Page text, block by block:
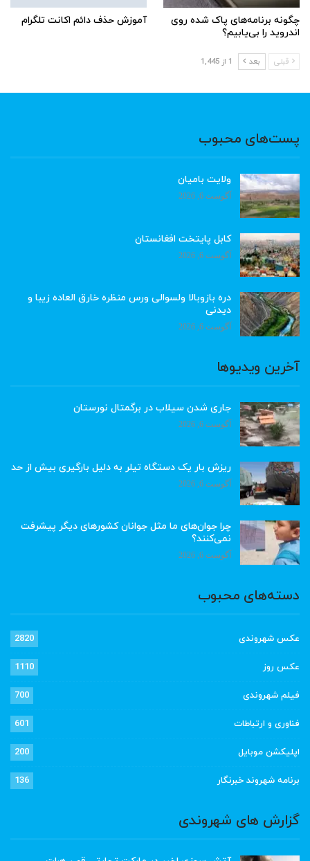
چگونه برنامه‌های پاک شده روی
اندروید را بی‌یابیم؟
آموزش حذف دائم اکانت تلگرام
قبلی بعد 1 از 1,445
پست‌های محبوب
ولایت بامیان
آگوست 6, 2026
کابل پایتخت افغانستان
آگوست 6, 2026
دره بازوبالا ولسوالی ورس منظره خارق العاده زیبا و
دیدنی
آگوست 6, 2026
آخرین ویدیوها
جاری شدن سیلاب در برگمتال نورستان
آگوست 6, 2026
ریزش بار یک دستگاه تیلر به دلیل بارگیری بیش از حد
آگوست 6, 2026
چرا جوان‌های ما مثل جوانان کشورهای دیگر پیشرفت
نمی‌کنند؟
آگوست 6, 2026
دسته‌های محبوب
عکس شهروندی 2820
عکس روز 1110
فیلم شهروندی 700
فناوری و ارتباطات 601
اپلیکشن موبایل 200
برنامه شهروند خبرنگار 136
گزارش های شهروندی